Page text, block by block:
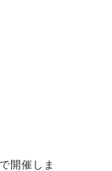
開催しま